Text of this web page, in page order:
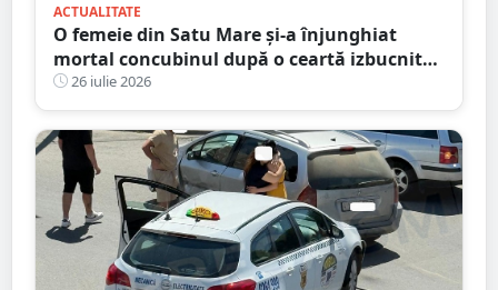
ACTUALITATE
O femeie din Satu Mare și-a înjunghiat
mortal concubinul după o ceartă izbucnită
pe fondul geloziei și al alcoolului
26 iulie 2026